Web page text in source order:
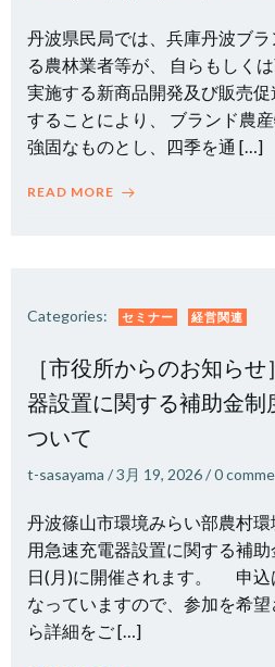
丹波県民局では、兵庫丹波ブ
る農林業者等が、 自らもしく
実施する新商品開発及び販売
することにより、 ブランド農
強固なものとし、四季を通 […]
READ MORE
Categories: セミナー 経営関連
［市役所からのお知ら
器設置に関する補助金制
ついて
t-sasayama /3月 19, 2026/0
丹波篠山市環境みらい部農村
用急速充電器設置に関する補
日(月)に開催されます。 申込
なっていますので、参加を希
ら詳細をご […]